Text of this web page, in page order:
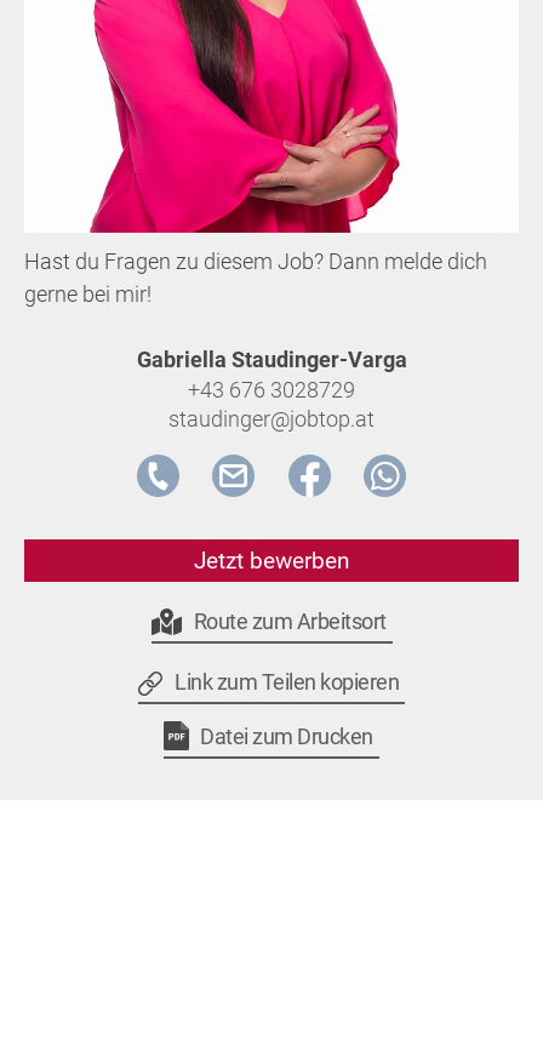
Hast du Fragen zu diesem Job? Dann melde dich
gerne bei mir!
Gabriella Staudinger-Varga
+43 676 3028729
staudinger@jobtop.at
Jetzt bewerben
Route zum Arbeitsort
Link zum Teilen kopieren
Datei zum Drucken